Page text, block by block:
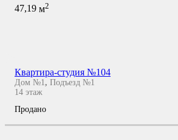
47,19 м2
Квартира-студия №104
Дом №1, Подъезд №1
14 этаж
Продано